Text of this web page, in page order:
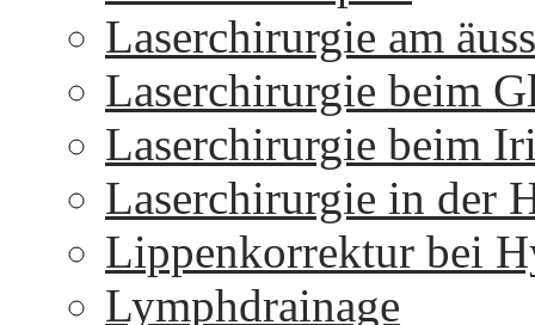
Laserchirurgie am
Laserchirurgie beim
Laserchirurgie beim
Laserchirurgie in der
Lippenkorrektur bei
Lymphdrainage